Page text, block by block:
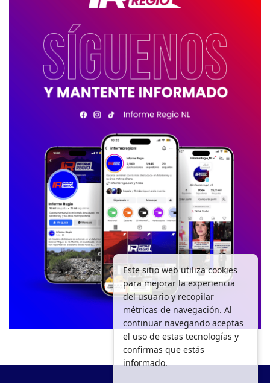
Este sitio web utiliza cookies
para mejorar la experiencia
del usuario y recopilar
métricas de navegación. Al
continuar navegando aceptas
el uso de estas tecnologías y
confirmas que estás
informado.